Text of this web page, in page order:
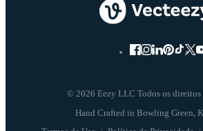
© 2026 Eezy LLC Todos os direitos